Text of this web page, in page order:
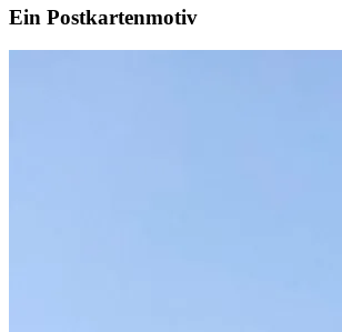
Ein Postkartenmotiv